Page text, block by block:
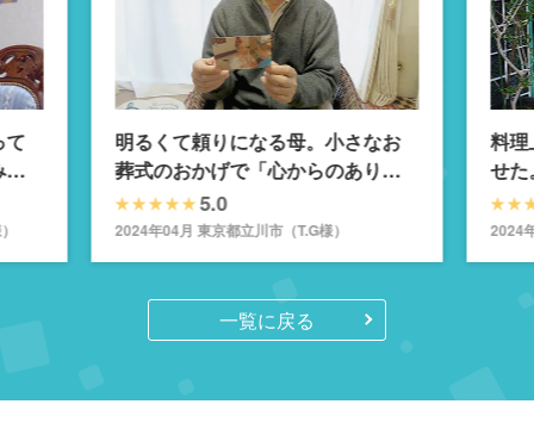
て
を
明るくて頼りになる母。小さなお
葬式のおかげで「心からのありが
とう」で見送れました
5.0
2024年04月 東京都立川市（T.G様）
料理
せた
た
2024
一覧に戻る